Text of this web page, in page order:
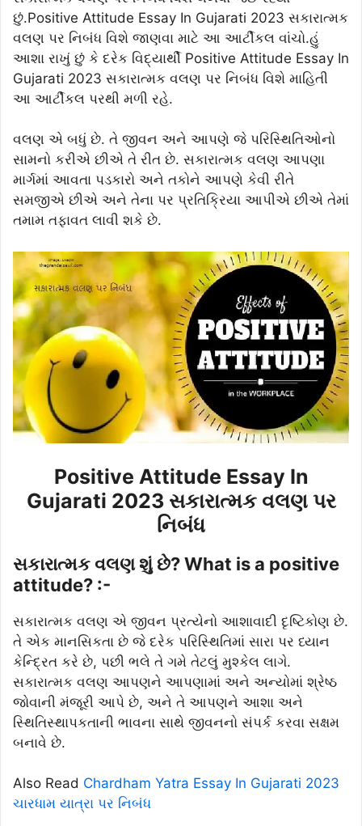
છું.Positive Attitude Essay In Gujarati 2023 સકારાત્મક
વલણ પર નિબંધ વિશે જાણવા માટે આ આર્ટીકલ વાંચો.હું
આશા રાખું છું કે દરેક વિદ્યાર્થી Positive Attitude Essay In
Gujarati 2023 સકારાત્મક વલણ પર નિબંધ વિશે માહિતી
આ આર્ટીકલ પરથી મળી રહે.
વલણ એ બધું છે. તે જીવન અને આપણે જે પરિસ્થિતિઓનો
સામનો કરીએ છીએ તે રીત છે. સકારાત્મક વલણ આપણા
માર્ગમાં આવતા પડકારો અને તકોને આપણે કેવી રીતે
સમજીએ છીએ અને તેના પર પ્રતિક્રિયા આપીએ છીએ તેમાં
તમામ તફાવત લાવી શકે છે.
Positive Attitude Essay In
Gujarati 2023 સકારાત્મક વલણ પર
નિબંધ
સકારાત્મક વલણ શું છે? What is a positive
attitude? :-
સકારાત્મક વલણ એ જીવન પ્રત્યેનો આશાવાદી દૃષ્ટિકોણ છે.
તે એક માનસિકતા છે જે દરેક પરિસ્થિતિમાં સારા પર ધ્યાન
કેન્દ્રિત કરે છે, પછી ભલે તે ગમે તેટલું મુશ્કેલ લાગે.
સકારાત્મક વલણ આપણને આપણામાં અને અન્યોમાં શ્રેષ્ઠ
જોવાની મંજૂરી આપે છે, અને તે આપણને આશા અને
સ્થિતિસ્થાપકતાની ભાવના સાથે જીવનનો સંપર્ક કરવા સક્ષમ
બનાવે છે.
Also Read Chardham Yatra Essay In Gujarati 2023
ચારધામ યાત્રા પર નિબંધ